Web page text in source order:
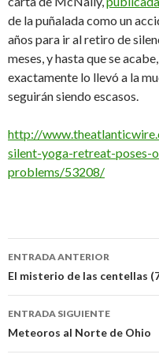
de la puñalada como un
años para ir al retiro de
meses, y hasta que se
exactamente lo llevó a la
seguirán siendo escasos.
http://
silent-yoga-retreat-poses-
problems/53208/
Navegación
de
entradas
ENTRADA ANTERIOR
El misterio de las centellas
ENTRADA SIGUIENTE
Meteoros al Norte de Ohio